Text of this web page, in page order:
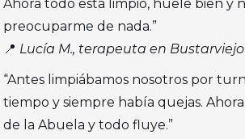
Ahora todo está limpio, huele bien y
preocuparme de nada.”
📍 Lucía M., terapeuta en Bustarviejo
“Antes limpiábamos nosotros por
tiempo y siempre había quejas.
de la Abuela y todo fluye.”